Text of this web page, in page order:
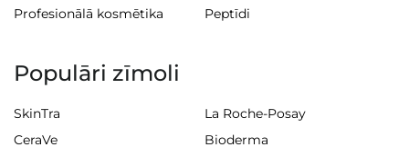
Profesionālā kosmētika
Peptīdi
Populāri zīmoli
SkinTra
La Roche-Posay
CeraVe
Bioderma